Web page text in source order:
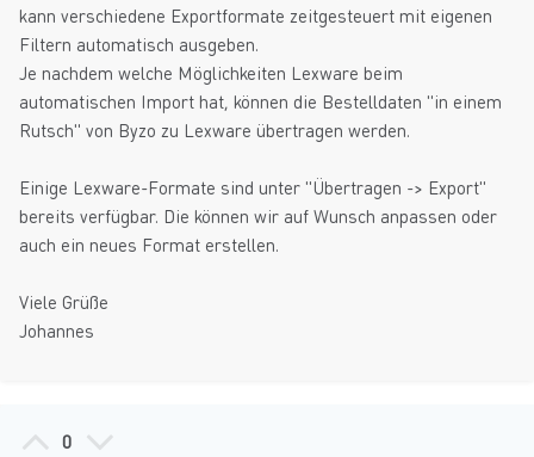
kann verschiedene Exportformate zeitgesteuert mit eigenen
Filtern automatisch ausgeben.
Je nachdem welche Möglichkeiten Lexware beim
automatischen Import hat, können die Bestelldaten "in einem
Rutsch" von Byzo zu Lexware übertragen werden.
Einige Lexware-Formate sind unter "Übertragen -> Export"
bereits verfügbar. Die können wir auf Wunsch anpassen oder
auch ein neues Format erstellen.
Viele Grüße
Johannes
0